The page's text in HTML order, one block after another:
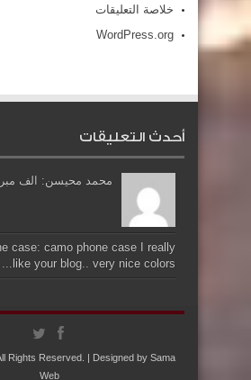
خلاصة التعليقات
WordPress.org
أحدث التعليقات
محمد محيسن: الف
case: camo phone case I really
like your blog.. very nice colors...
Rights Reserved. | Designed by Sama
Web